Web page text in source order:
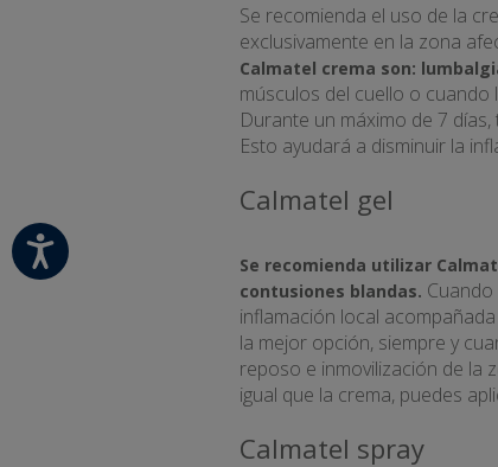
Se recomienda el uso de la
exclusivamente en la zona
Calmatel crema son:
músculos del cuello o
Durante un máximo de 7
Esto ayudará a disminuir la
Calmatel gel
Se recomienda utilizar
contusiones blandas.
inflamación local
la mejor opción, siempre y
reposo e inmovilización de la
igual que la crema, puedes
Calmatel spray